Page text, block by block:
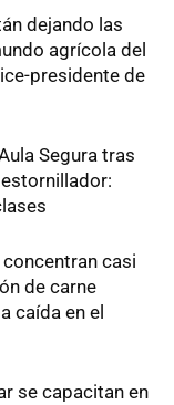
dejando las
agrícola del
presidente de
Segura tras
casi
de carne
caída en el
se capacitan en